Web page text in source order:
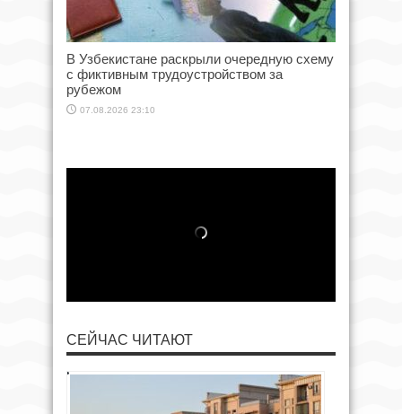
В Узбекистане раскрыли очередную схему
с фиктивным трудоустройством за
рубежом
07.08.2026 23:10
СЕЙЧАС ЧИТАЮТ